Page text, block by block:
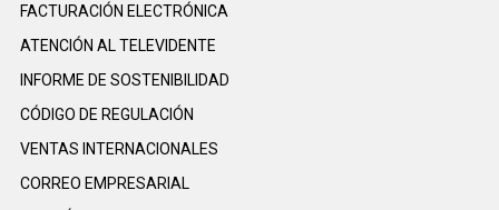
FACTURACIÓN ELECTRÓNICA
ATENCIÓN AL TELEVIDENTE
INFORME DE SOSTENIBILIDAD
CÓDIGO DE REGULACIÓN
VENTAS INTERNACIONALES
CORREO EMPRESARIAL